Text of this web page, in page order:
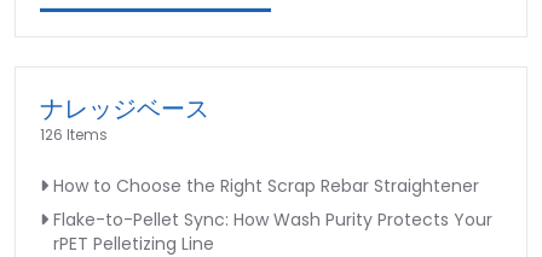
ナレッジベース
126 Items
How to Choose the Right Scrap Rebar Straightener
Flake-to-Pellet Sync: How Wash Purity Protects Your
rPET Pelletizing Line